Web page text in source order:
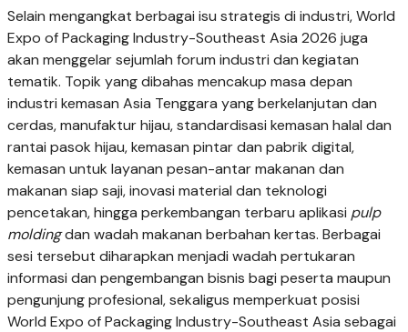
Selain mengangkat berbagai isu strategis di industri, World
Expo of Packaging Industry-Southeast Asia 2026 juga
akan menggelar sejumlah forum industri dan kegiatan
tematik. Topik yang dibahas mencakup masa depan
industri kemasan Asia Tenggara yang berkelanjutan dan
cerdas, manufaktur hijau, standardisasi kemasan halal dan
rantai pasok hijau, kemasan pintar dan pabrik digital,
kemasan untuk layanan pesan-antar makanan dan
makanan siap saji, inovasi material dan teknologi
pencetakan, hingga perkembangan terbaru aplikasi pulp
moldingdan wadah makanan berbahan kertas. Berbagai
sesi tersebut diharapkan menjadi wadah pertukaran
informasi dan pengembangan bisnis bagi peserta maupun
pengunjung profesional, sekaligus memperkuat posisi
World Expo of Packaging Industry-Southeast Asia sebagai